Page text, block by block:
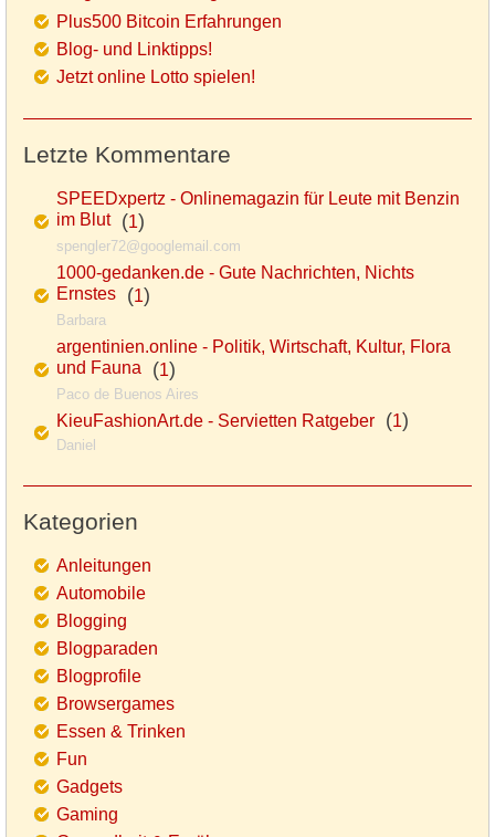
Plus500 Bitcoin Erfahrungen
Blog- und Linktipps!
Jetzt online Lotto spielen!
Letzte Kommentare
SPEEDxpertz - Onlinemagazin für Leute mit Benzin
im Blut(1)
spengler72@googlemail.com
1000-gedanken.de - Gute Nachrichten, Nichts
Ernstes (1)
Barbara
argentinien.online - Politik, Wirtschaft, Kultur, Flora
und Fauna (1)
Paco de Buenos Aires
KieuFashionArt.de - Servietten Ratgeber (1)
Daniel
Kategorien
Anleitungen
Automobile
Blogging
Blogparaden
Blogprofile
Browsergames
Essen & Trinken
Fun
Gadgets
Gaming